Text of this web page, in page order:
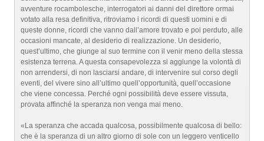
avventure rocambolesche, interrogatori ai danni del direttore ormai
votato alla resa definitiva, ritroviamo i ricordi di questi uomini e di
queste donne, ricordi che vanno dall’amore trovato e poi perduto, alle
occasioni mancate, al desiderio di realizzazione. Un desiderio,
quest’ultimo, che giunge al suo termine con il venir meno della stessa
esistenza terrena. A questa consapevolezza si aggiunge la volontà di
non arrendersi, di non lasciarsi andare, di intervenire sul corso degli
eventi, del vivere sino all’ultimo quell’opportunità, quell’occasione
che viene concessa. Perché ogni possibilità deve essere vissuta,
provata affinché la speranza non venga mai meno.
«La speranza che accada qualcosa, possibilmente qualcosa di bello:
che è la speranza di un altro giorno di sole con un leggero venticello